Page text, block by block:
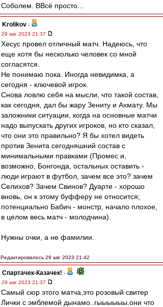
Соболем. ВВсё просто...
Krolikov -
29 авг 2023 21:37
Хесус провел отличный матч. Надеюсь, что
еще хотя бы несколько человек со мной
согласятся.
Не понимаю пока. Иногда невидимка, а
сегодня - ключевой игрок.
Снова ловлю себя на мысли, что такой состав,
как сегодня, дал бы жару Зениту и Ахмату. Мы
заложники ситуации, когда на основные матчи
надо выпускать других игроков, но кто сказал,
что они это правильно? Я бы хотел видеть
против Зенита сегодняшний состав с
минимальными правками (Промес и,
возможно, Бонгонда, остальных оставить -
люди играют в футбол, зачем все это? зачем
Селихов? Зачем Свинов? Дуарте - хорошо
вновь, он к этому буфферу не относится;
потенциально Бабич - монстр, начало плохое,
в целом весь матч - молодчина).
Нужны очки, а не фамилии.
Редактировалось 29 авг 2023 21:42
Спартачек-Казачек! -
29 авг 2023 21:37
Самый сюр этого матча,это розовый свитер
Лички с эмблемой дынамо..гыыыыыы.они что